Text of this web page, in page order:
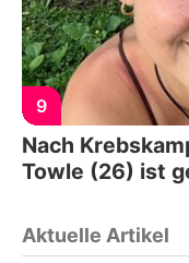
9
Nach
Towle (26) ist
Aktuelle Artikel